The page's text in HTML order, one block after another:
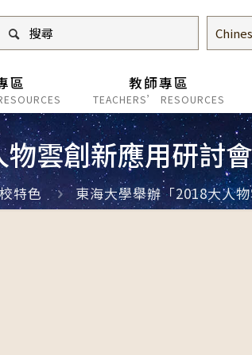
區 教師專區
TEACHERS’ RESOURCES
雲創新應用研討
特色 東海大學舉辦「2018大人